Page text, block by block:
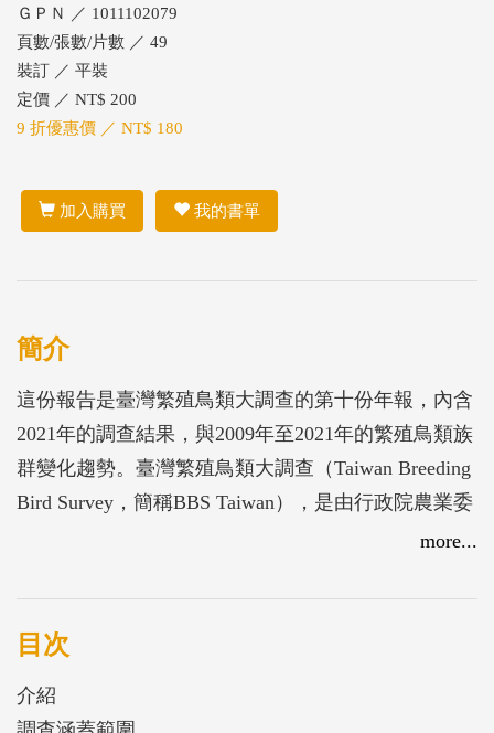
ＧＰＮ ／ 1011102079
頁數/張數/片數 ／ 49
裝訂 ／ 平裝
定價 ／ NT$ 200
9 折優惠價 ／ NT$ 180
加入購買 我的書單
簡介
這份報告是臺灣繁殖鳥類大調查的第十份年報，內含
2021年的調查結果，與2009年至2021年的繁殖鳥類族
群變化趨勢。臺灣繁殖鳥類大調查（Taiwan Breeding
Bird Survey，簡稱BBS Taiwan），是由行政院農業委
員會特有生物研究保育中心（ESRI）、中華民國野鳥
物學研究所（IEEB, NTU），以夥伴單位的關係，共
同推展的系統性公民科學計畫。透過夥伴關係的建立
的監測，建立個別鳥種的族群趨勢，成果提供國家作
more...
目次
介紹